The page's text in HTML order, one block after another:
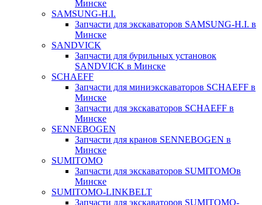
Минске
SAMSUNG-H.I.
Запчасти для экскаваторов SAMSUNG-H.I. в
Минске
SANDVICK
Запчасти для бурильных установок
SANDVICK в Минске
SCHAEFF
Запчасти для миниэкскаваторов SCHAEFF в
Минске
Запчасти для экскаваторов SCHAEFF в
Минске
SENNEBOGEN
Запчасти для кранов SENNEBOGEN в
Минске
SUMITOMO
Запчасти для экскаваторов SUMITOMOв
Минске
SUMITOMO-LINKBELT
Запчасти для экскаваторов SUMITOMO-